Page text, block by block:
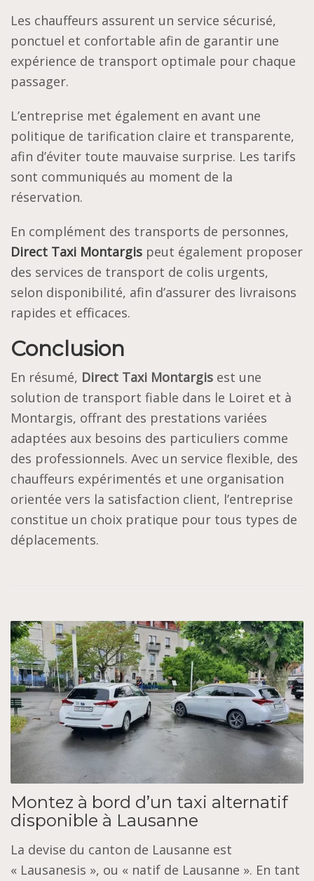
Les chauffeurs assurent un service sécurisé,
ponctuel et confortable afin de garantir une
expérience de transport optimale pour chaque
passager.
L’entreprise met également en avant une
politique de tarification claire et transparente,
afin d’éviter toute mauvaise surprise. Les tarifs
sont communiqués au moment de la
réservation.
En complément des transports de personnes,
Direct Taxi Montargis peut également proposer
des services de transport de colis urgents,
selon disponibilité, afin d’assurer des livraisons
rapides et efficaces.
Conclusion
En résumé, Direct Taxi Montargis est une
solution de transport fiable dans le Loiret et à
Montargis, offrant des prestations variées
adaptées aux besoins des particuliers comme
des professionnels. Avec un service flexible, des
chauffeurs expérimentés et une organisation
orientée vers la satisfaction client, l’entreprise
constitue un choix pratique pour tous types de
déplacements.
Montez à bord d’un taxi alternatif
disponible à Lausanne
La devise du canton de Lausanne est
« Lausanesis », ou « natif de Lausanne ». En tant